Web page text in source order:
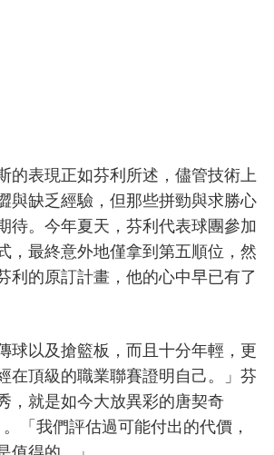
的表現正如芬利所述，儘管技術上
與缺乏經驗，但那些拼勁與求勝心
待。今年夏天，芬利代表球團參加
，最終意外地僅拿到第五順位，然
利的原訂計畫，他的心中早已有了
球以及搶籃板，而且十分年輕，更
在頂級的職業聯賽證明自己。」芬
，就是如今大放異彩的唐契奇
。「我們評估過可能付出的代價，